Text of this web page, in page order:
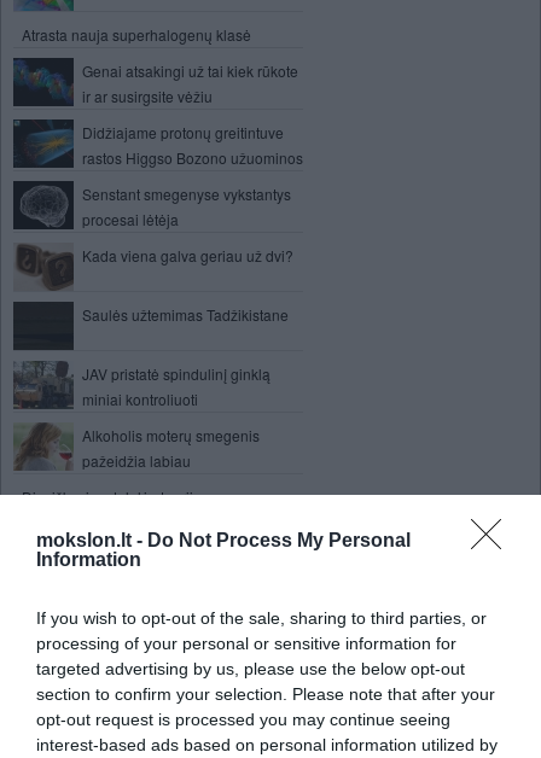
mokslon.lt - Do Not Process My Personal
Information
If you wish to opt-out of the sale, sharing to third parties, or
processing of your personal or sensitive information for
targeted advertising by us, please use the below opt-out
section to confirm your selection. Please note that after your
opt-out request is processed you may continue seeing
interest-based ads based on personal information utilized by
Atrasta nauja superhalogenų klasė
Genai atsakingi už tai kiek rūkote
ir ar susirgsite vėžiu
Didžiajame protonų greitintuve
rastos Higgso Bozono užuominos
Senstant smegenyse vykstantys
procesai lėtėja
Kada viena galva geriau už dvi?
Saulės užtemimas Tadžikistane
JAV pristatė spindulinį ginklą
miniai kontroliuoti
Alkoholis moterų smegenis
pažeidžia labiau
Dieviškosios dalelės teorija
Marse aptiktos dvi kosminės
kapavietės
Nauja hipotezė apie sudėtingą
gyvybės atsiradimą žemėje
Žvilgsnis iš arčiau - Veido
transplantacija